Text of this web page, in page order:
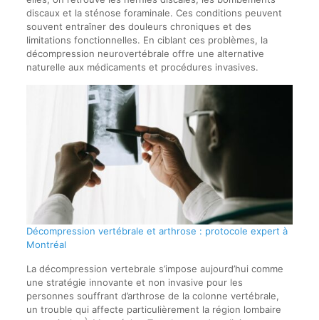
discaux et la sténose foraminale. Ces conditions peuvent
souvent entraîner des douleurs chroniques et des
limitations fonctionnelles. En ciblant ces problèmes, la
décompression neurovertébrale offre une alternative
naturelle aux médicaments et procédures invasives.
Décompression vertébrale et arthrose : protocole expert à
Montréal
La décompression vertebrale s’impose aujourd’hui comme
une stratégie innovante et non invasive pour les
personnes souffrant d’arthrose de la colonne vertébrale,
un trouble qui affecte particulièrement la région lombaire